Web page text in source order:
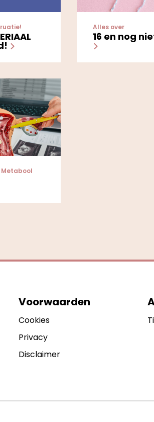
Alles over
16 en nog
Voorwaarden
Cookies
Privacy
Disclaimer